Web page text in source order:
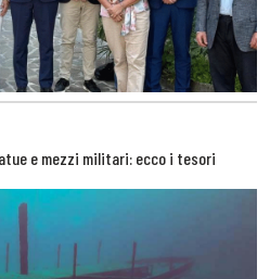
e mezzi militari: ecco i tesori